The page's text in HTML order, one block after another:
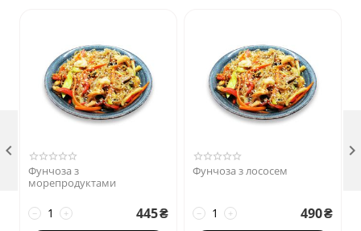
Фунчоза з
морепродуктами
+
− 445₴
Фунчоза з лососем
+
− 490₴
 